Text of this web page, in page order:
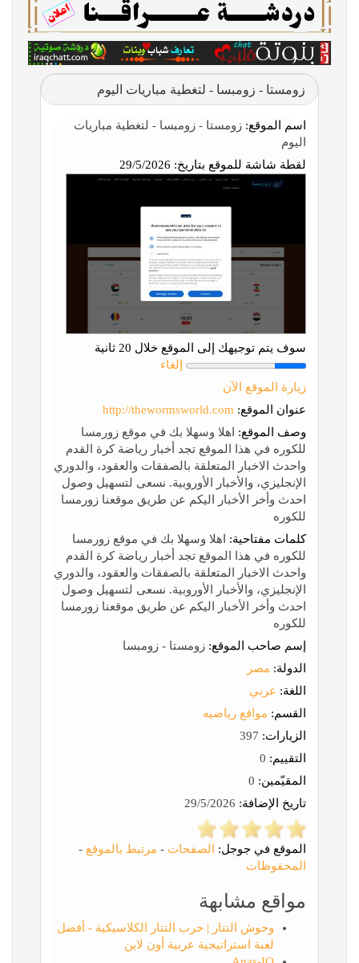
زومستا - زومبسا - لتغطية مباريات اليوم
اسم الموقع: زومستا - زومبسا - لتغطية مباريات
اليوم
لقطة شاشة للموقع بتاريخ:
سوف يتم توجيهك إلى الموقع خلال 20 ثانية
إلغاء
زيارة الموقع الآن
عنوان الموقع: http://thewormsworld.com
وصف الموقع: اهلا وسهلا بك في موقع زورمسا
للكوره في هذا الموقع تجد أخبار رياضة كرة القدم
واحدث الاخبار المتعلقة بالصفقات والعقود، والدوري
الإنجليزي، والأخبار الأوروبية. نسعى لتسهيل وصول
احدث وأخر الأخبار اليكم عن طريق موقعنا زورمسا
للكوره
كلمات مفتاحية: اهلا وسهلا بك في موقع زورمسا
للكوره في هذا الموقع تجد أخبار رياضة كرة القدم
واحدث الاخبار المتعلقة بالصفقات والعقود، والدوري
الإنجليزي، والأخبار الأوروبية. نسعى لتسهيل وصول
احدث وأخر الأخبار اليكم عن طريق موقعنا زورمسا
للكوره
إسم صاحب الموقع: زومستا - زومبسا
الدولة: مصر
اللغة: عربي
القسم: مواقع رياضيه
الزيارات:
التقييم:
المقيّمين:
تاريخ الإضافة:
الموقع في جوجل: الصفحات - مرتبط بالموقع -
المحفوظات
مواقع مشابهة
وحوش التتار | حرب التتار الكلاسيكية - أفضل
لعبة استراتيجية عربية أون لاين